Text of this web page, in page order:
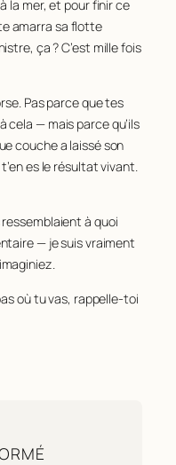
la mer, et pour finir ce
amarra sa flotte
ça ? C’est mille fois
Pas parce que tes
cela — mais parce qu’ils
couche a laissé son
es le résultat vivant.
à quoi
— je suis vraiment
où tu vas, rappelle-toi